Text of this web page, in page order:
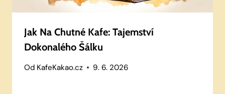
Jak Na Chutné Kafe: Tajemství
Dokonalého Šálku
Od KafeKakao.cz 9. 6. 2026